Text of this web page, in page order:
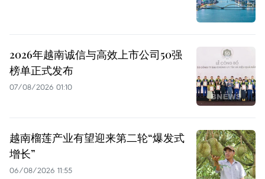
2026年越南诚信与高效上市公司50强
榜单正式发布
07/08/2026 01:10
越南榴莲产业有望迎来第二轮“爆发式
增长”
06/08/2026 11:55